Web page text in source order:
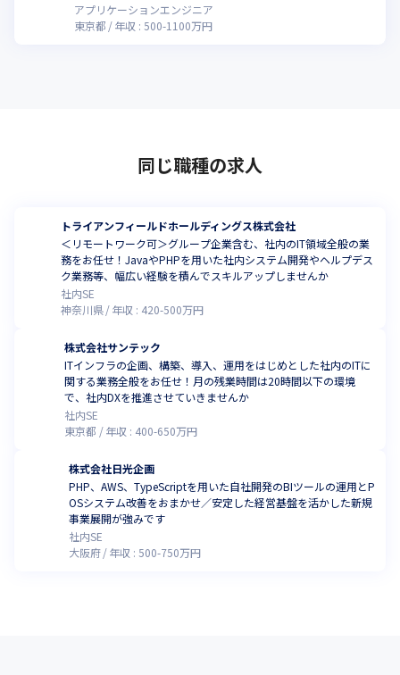
アプリケーションエンジニア
東京都
年収 :500-1100万円
同じ職種の求人
トライアンフィールドホールディングス株式会社
＜リモートワーク可＞グループ企業含む、社内のIT領域全般の業
務をお任せ！JavaやPHPを用いた社内システム開発やヘルプデス
ク業務等、幅広い経験を積んでスキルアップしませんか
社内SE
神奈川県
年収 : 420-500万円
株式会社サンテック
ITインフラの企画、構築、導入、運用をはじめとした社内のITに
関する業務全般をお任せ！月の残業時間は20時間以下の環境
で、社内DXを推進させていきませんか
社内SE
東京都
年収 : 400-650万円
株式会社日光企画
PHP、AWS、TypeScriptを用いた自社開発のBIツールの運用とP
OSシステム改善をおまかせ／安定した経営基盤を活かした新規
事業展開が強みです
社内SE
大阪府
年収 :500-750万円